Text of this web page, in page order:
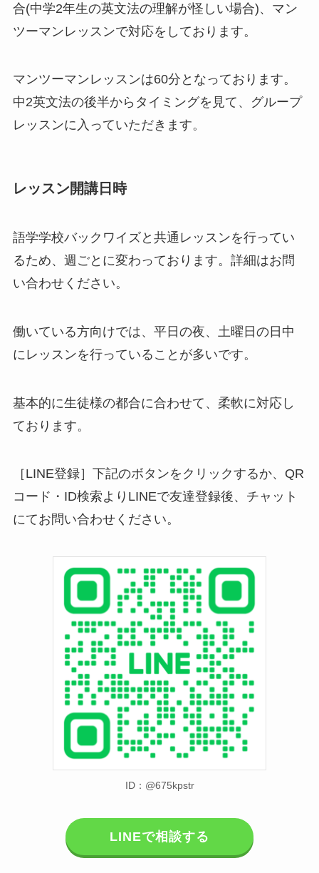
合(中学2年生の英文法の理解が怪しい場合)、マン
ツーマンレッスンで対応をしております。
マンツーマンレッスンは60分となっております。
中2英文法の後半からタイミングを見て、グループ
レッスンに入っていただきます。
レッスン開講日時
語学学校バックワイズと共通レッスンを行ってい
るため、週ごとに変わっております。詳細はお問
い合わせください。
働いている方向けでは、平日の夜、土曜日の日中
にレッスンを行っていることが多いです。
基本的に生徒様の都合に合わせて、柔軟に対応し
ております。
［LINE登録］下記のボタンをクリックするか、QR
コード・ID検索よりLINEで友達登録後、チャット
にてお問い合わせください。
ID：@675kpstr
LINEで相談する